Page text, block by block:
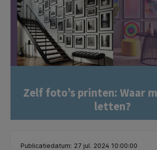
Zelf foto’s printen: Waar
letten?
Publicatiedatum: 27 jul. 2024 10:00:00